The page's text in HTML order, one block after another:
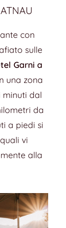
con
sulle
Garni a
una zona
dal
da
a piedi si
vi
alla